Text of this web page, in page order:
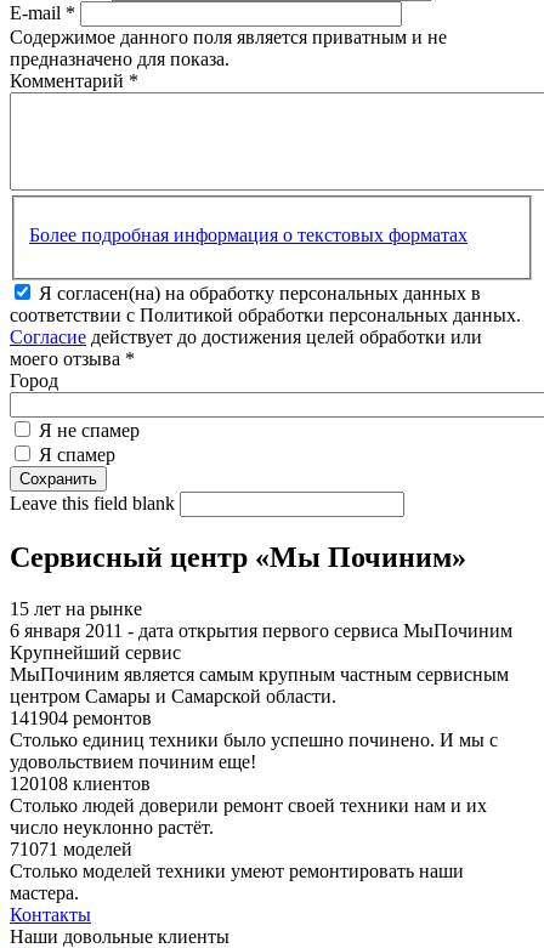
E-mail *
Содержимое данного поля является приватным и не
предназначено для показа.
Комментарий *
Более подробная информация о текстовых форматах
Я согласен(на) на обработку персональных данных в
соответствии с Политикой обработки персональных данных.
Согласие действует до достижения целей обработки или
моего отзыва *
Город
Я не спамер
Я спамер
Leave this field blank
Сервисный центр «Мы Починим»
15 лет на рынке
6 января 2011 - дата открытия первого сервиса МыПочиним
Крупнейший сервис
МыПочиним является самым крупным частным сервисным
центром Самары и Самарской области.
141904 ремонтов
Столько единиц техники было успешно починено. И мы с
удовольствием починим еще!
120108 клиентов
Столько людей доверили ремонт своей техники нам и их
число неуклонно растёт.
71071 моделей
Столько моделей техники умеют ремонтировать наши
мастера.
Контакты
Наши довольные клиенты